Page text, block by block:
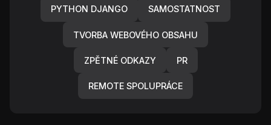
PYTHON DJANGO SAMOSTATNOST
TVORBA WEBOVÉHO OBSAHU
ZPĚTNÉ ODKAZY PR
REMOTE SPOLUPRÁCE